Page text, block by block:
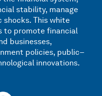
stability, manage
shocks. This white
to promote financial
businesses,
policies, public–
innovations.